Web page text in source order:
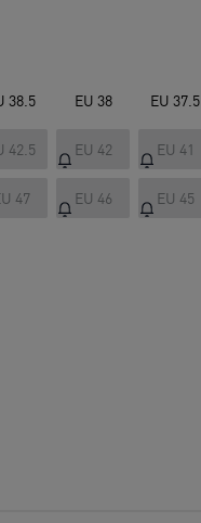
EU 37.5
EU 38
38.5
EU 41
EU 42
42.5
EU 45
EU 46
47